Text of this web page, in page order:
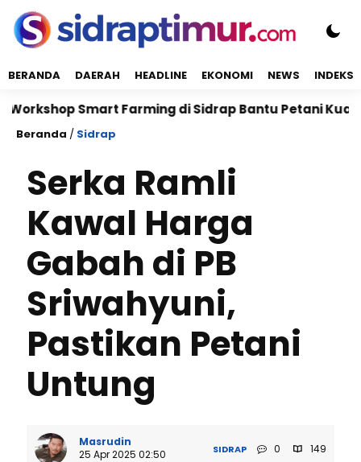
BERANDA DAERAH HEADLINE EKONOMI NEWS INDEKS
Smart Farming di Sidrap Bantu Petani Kuasai
Beranda / Sidrap
Serka Ramli
Kawal Harga
Gabah di PB
Sriwahyuni,
Pastikan Petani
Untung
Masrudin
25 Apr 2025 02:50
SIDRAP 0 149